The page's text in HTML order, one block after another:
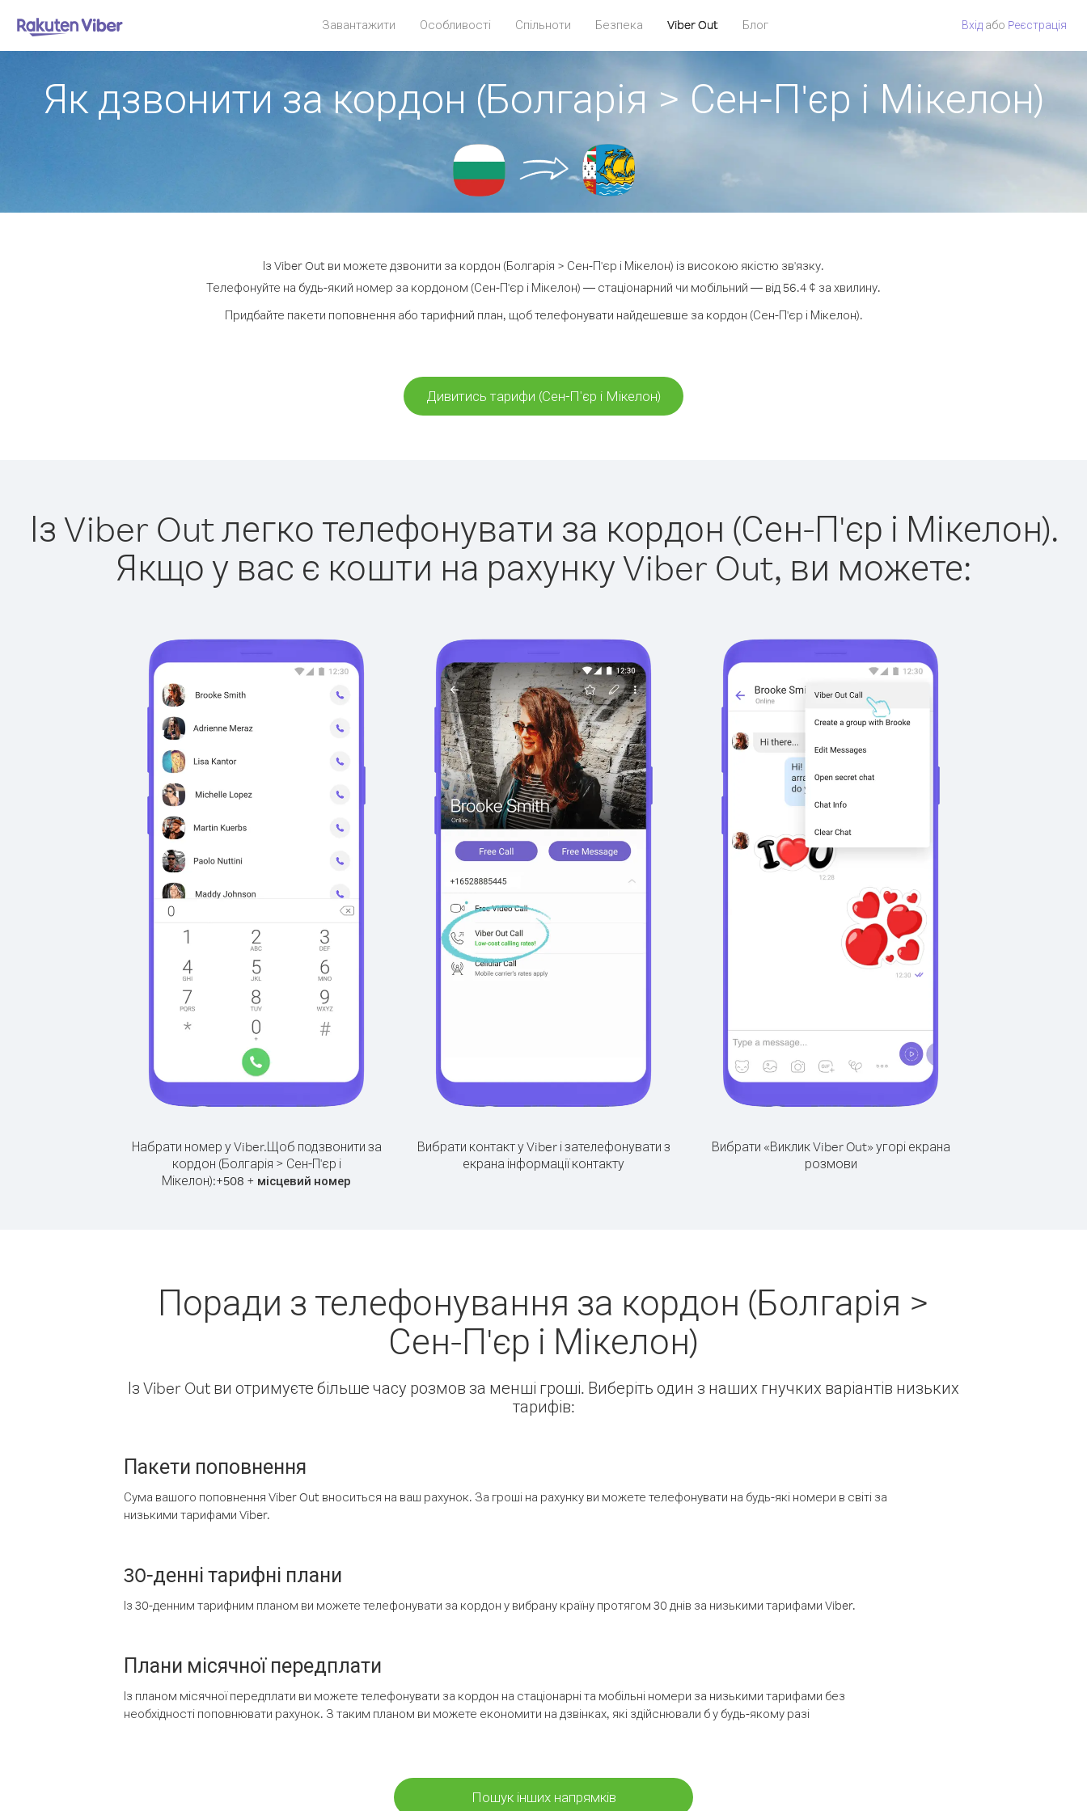
Завантажити Особливості Спільноти Безпека Viber Out Блог Вхід або Pеєстрація
Як дзвонити за кордон (Болгарія > Сен-П'єр і Мікелон)
Із Viber Out ви можете дзвонити за кордон (Болгарія > Сен-П'єр і Мікелон) із високою якістю зв'язку.
Телефонуйте на будь-який номер за кордоном (Сен-П'єр і Мікелон) — стаціонарний чи мобільний — від 56.4 ¢ за хвилину.
Придбайте пакети поповнення або тарифний план, щоб телефонувати найдешевше за кордон (Сен-П'єр і Мікелон).
Дивитись тарифи (Сен-П'єр і Мікелон)
Із Viber Out легко телефонувати за кордон (Сен-П'єр і Мікелон).
Якщо у вас є кошти на рахунку Viber Out, ви можете:
Набрати номер у Viber.Щоб подзвонити за
кордон (Болгарія > Сен-П'єр і
Мікелон):+508 + місцевий номер
Вибрати контакт у Viber і зателефонувати з
екрана інформації контакту
Вибрати «Виклик Viber Out» угорі екрана
розмови
Поради з телефонування за кордон (Болгарія >
Сен-П'єр і Мікелон)
Із Viber Out ви отримуєте більше часу розмов за менші гроші. Виберіть один з наших гнучких варіантів низьких
тарифів:
Пакети поповнення
Сума вашого поповнення Viber Out вноситься на ваш рахунок. За гроші на рахунку ви можете телефонувати на будь-які номери в світі за
низькими тарифами Viber.
30-денні тарифні плани
Із 30-денним тарифним планом ви можете телефонувати за кордон у вибрану країну протягом 30 днів за низькими тарифами Viber.
Плани місячної передплати
Із планом місячної передплати ви можете телефонувати за кордон на стаціонарні та мобільні номери за низькими тарифами без
необхідності поповнювати рахунок. З таким планом ви можете економити на дзвінках, які здійснювали б у будь-якому разі
Пошук інших напрямків